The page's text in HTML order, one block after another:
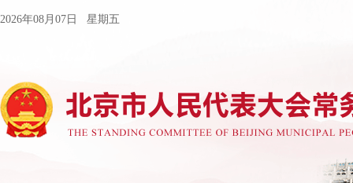
2026年08月07日 星期五